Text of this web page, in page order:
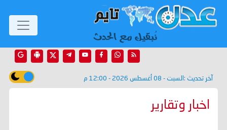
آخر تحديث : السبت - 08 أغسطس 2026 - 12:00 م
اخبار وتقارير